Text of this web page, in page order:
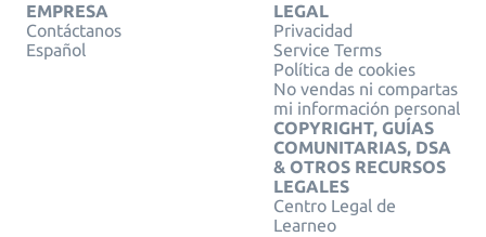
EMPRESA
Contáctanos
Español
LEGAL
Privacidad
Service Terms
Política de cookies
No vendas ni compartas
mi información personal
COPYRIGHT, GUÍAS
COMUNITARIAS, DSA
& OTROS RECURSOS
LEGALES
Centro Legal de
Learneo